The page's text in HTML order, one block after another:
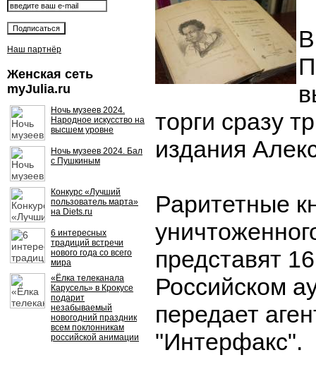
Наш партнёр
Женская сеть
myJulia.ru
Ночь музеев 2024.
Народное искусство на
высшем уровне
Ночь музеев 2024. Бал
с Пушкиным
Конкурс «Лучший
пользователь марта»
на Diets.ru
6 интересных
традиций встречи
нового года со всего
мира
«Ёлка телеканала
Карусель» в Крокусе
подарит
незабываемый
новогодний праздник
всем поклонникам
российской анимации
торги сразу
издания
Раритетные
представят
Российском
передает
"Интерфакс".